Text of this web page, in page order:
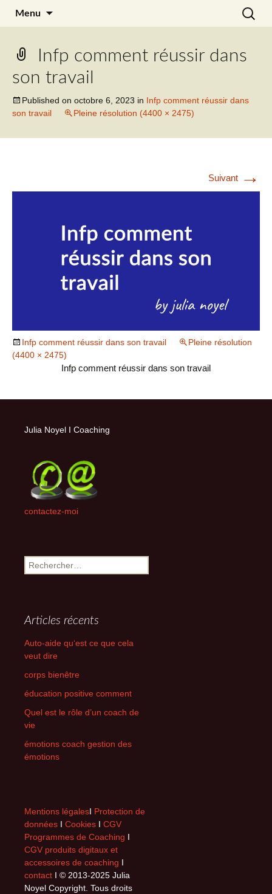
Julia Noyel
Menu
Infp comment réussir dans
son travail
Published on octobre 6, 2023 in Infp comment réussir dans
son travail
Pleine résolution (4400 × 2475)
Suivant →
Infp comment réussir dans son travail
Pleine résolution
(4400 × 2475)
Infp comment réussir dans son travail
Julia Noyel I Coaching
contactez-moi
Rechercher :
Articles récents
Auto-aide qu‘est ce que cela
veut dire
corps bienêtre
éducation positive comment
Quel est le rôle d’un coach de
vie
émotions coach gestion des
émotions
Mentions légalesI Protection de
données I Cookies I CGV
Programmes de Coaching I
CGV produits digitaux et
accessoires de coaching I
contact I © 2013-2025 Julia
Noyel Copyright. Tous droits